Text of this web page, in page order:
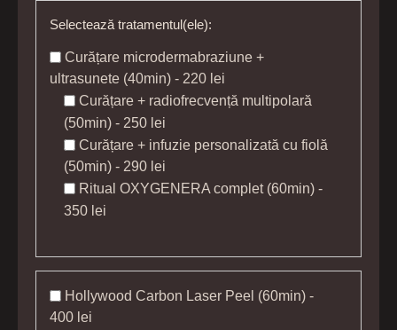
Selectează tratamentul(ele):
Curățare microdermabraziune +
ultrasunete (40min) - 220 lei
Curățare + radiofrecvență multipolară
(50min) - 250 lei
Curățare + infuzie personalizată cu fiolă
(50min) - 290 lei
Ritual OXYGENERA complet (60min) -
350 lei
Hollywood Carbon Laser Peel (60min) -
400 lei